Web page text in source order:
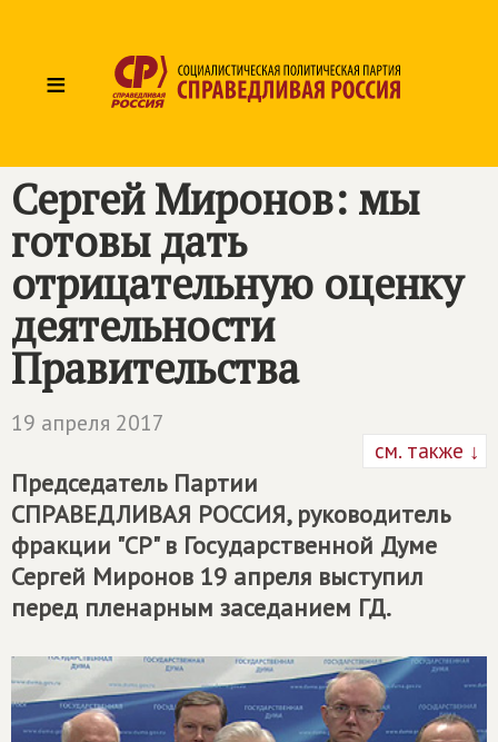
≡
Сергей Миронов: мы
готовы дать
отрицательную оценку
деятельности
Правительства
19 апреля 2017
см. также ↓
Председатель Партии
СПРАВЕДЛИВАЯ РОССИЯ, руководитель
фракции "СР" в Государственной Думе
Сергей Миронов 19 апреля выступил
перед пленарным заседанием ГД.